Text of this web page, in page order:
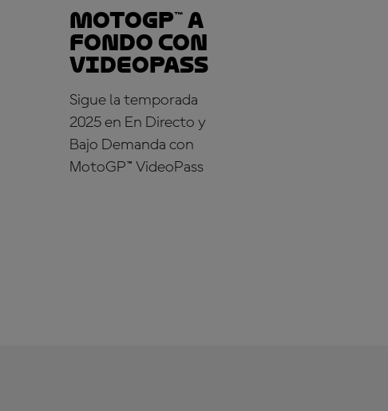
MotoGP™ a
fondo con
VideoPass
Sigue la temporada
2025 en En Directo y
Bajo Demanda con
MotoGP™ VideoPass